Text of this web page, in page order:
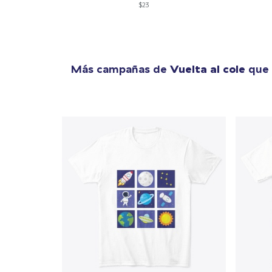
$23
Más campañas de Vuelta al cole que